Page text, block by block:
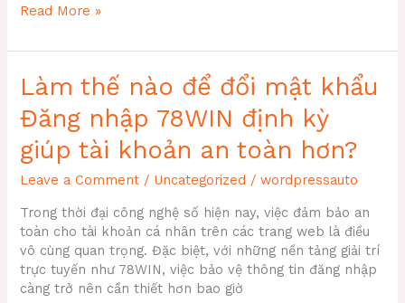
F168
có
tranh
các
chương
trình
VIP
không
Read More »
Làm thế nào để đổi mật khẩu
Đăng nhập 78WIN định kỳ
giúp tài khoản an toàn hơn?
Leave a Comment / Uncategorized /wordpressauto
Trong thời đại công nghệ số hiện nay, việc đảm bảo an
toàn cho tài khoản cá nhân trên các trang web là điều
vô cùng quan trọng. Đặc biệt, với những nền tảng giải trí
trực tuyến như 78WIN, việc bảo vệ thông tin đăng nhập
càng trở nên cần thiết hơn bao giờ